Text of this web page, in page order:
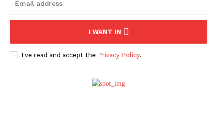
I WANT IN
I've read and accept the Privacy Policy.